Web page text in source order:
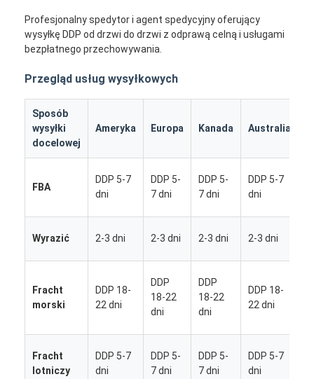
Profesjonalny spedytor i agent spedycyjny oferujący
wysyłkę DDP od drzwi do drzwi z odprawą celną i usługami
bezpłatnego przechowywania.
Przegląd usług wysyłkowych
Sposób
wysyłki
docelowej
Ameryka Europa Kanada Australia
FBA
DDP 5-7
dni
DDP 5-
7 dni
DDP 5-
7 dni
DDP 5-7
dni
Wyrazić 2-3 dni 2-3 dni 2-3 dni 2-3 dni
Fracht
morski
DDP 18-
22 dni
DDP
18-22
dni
DDP
18-22
dni
DDP 18-
22 dni
Fracht
lotniczy
DDP 5-7
dni
DDP 5-
7 dni
DDP 5-
7 dni
DDP 5-7
dni